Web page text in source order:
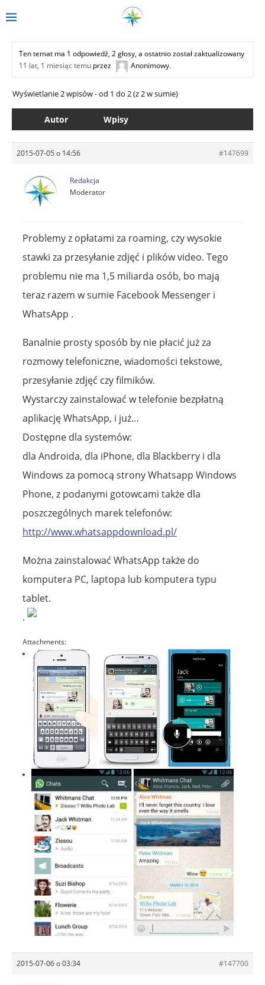
Ten temat ma 1 odpowiedź, 2 głosy, a ostatnio został zaktualizowany
11 lat, 1 miesiąc temu przez Anonimowy.
Wyświetlanie 2 wpisów - od 1 do 2 (z 2 w sumie)
Autor Wpisy
2015-07-05 o 14:56 #147699
Redakcja
Moderator
Problemy z opłatami za roaming, czy wysokie
stawki za przesyłanie zdjęć i plików video. Tego
problemu nie ma 1,5 miliarda osób, bo mają
teraz razem w sumie Facebook Messenger i
WhatsApp .
Banalnie prosty sposób by nie płacić już za
rozmowy telefoniczne, wiadomości tekstowe,
przesyłanie zdjęć czy filmików.
Wystarczy zainstalować w telefonie bezpłatną
aplikację WhatsApp, i już…
Dostępne dla systemów:
dla Androida, dla iPhone, dla Blackberry i dla
Windows za pomocą strony Whatsapp Windows
Phone, z podanymi gotowcami także dla
poszczególnych marek telefonów:
http://www.whatsappdownload.pl/
Można zainstalować WhatsApp także do
komputera PC, laptopa lub komputera typu
tablet.
.
Attachments:
2015-07-06 o 03:34 #147700